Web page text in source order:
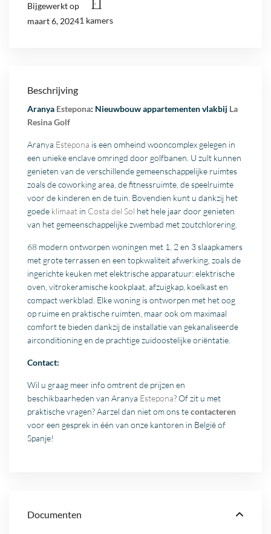
Bijgewerkt op
maart 6, 20241 kamers
Beschrijving
Aranya Estepona: Nieuwbouw appartementen vlakbij La
Resina Golf
Aranya Estepona is een omheind wooncomplex gelegen in
een unieke enclave omringd door golfbanen. U zult kunnen
genieten van de verschillende gemeenschappelijke ruimtes
zoals de coworking area, de fitnessruimte, de speelruimte
voor de kinderen en de tuin. Bovendien kunt u dankzij het
goede klimaat in Costa del Sol het hele jaar door genieten
van het gemeenschappelijke zwembad met zoutchlorering.
68 modern ontworpen woningen met 1, 2 en 3 slaapkamers
met grote terrassen en een topkwaliteit afwerking, zoals de
ingerichte keuken met elektrische apparatuur: elektrische
oven, vitrokeramische kookplaat, afzuigkap, koelkast en
compact werkblad. Elke woning is ontworpen met het oog
op ruime en praktische ruimten, maar ook om maximaal
comfort te bieden dankzij de installatie van gekanaliseerde
airconditioning en de prachtige zuidoostelijke oriëntatie.
Contact:
Wil u graag meer info omtrent de prijzen en
beschikbaarheden van Aranya Estepona? Of zit u met
praktische vragen? Aarzel dan niet om ons tecontacteren
voor een gesprek in één van onze kantoren in België of
Spanje!
Documenten